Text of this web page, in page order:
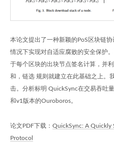
本论文提出了一种新颖的PoS区块链
情况下实现对自适应腐败的安全保护
于每个区块的出块节点签名计算，并
和，链选 规则就建立在此基础之上。
击。分析标明 QuickSync在交易吞吐
和v1版本的Ouroboros。
论文PDF下载： QuickSync: A Quickly
Protocol